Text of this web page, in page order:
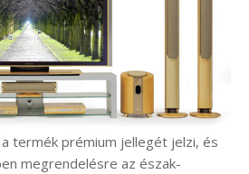
termék prémium jellegét jelzi, és
megrendelésre az észak-